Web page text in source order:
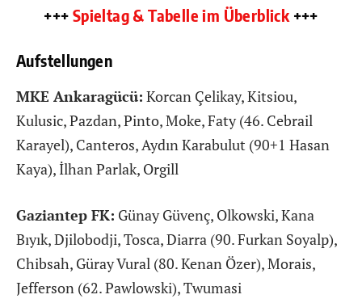
+++ Spieltag & Tabelle im Überblick +++
Aufstellungen
MKE Ankaragücü: Korcan Çelikay, Kitsiou,
Kulusic, Pazdan, Pinto, Moke, Faty (46. Cebrail
Karayel), Canteros, Aydın Karabulut (90+1 Hasan
Kaya), İlhan Parlak, Orgill
Gaziantep FK: Günay Güvenç, Olkowski, Kana
Bıyık, Djilobodji, Tosca, Diarra (90. Furkan Soyalp),
Chibsah, Güray Vural (80. Kenan Özer), Morais,
Jefferson (62. Pawlowski), Twumasi